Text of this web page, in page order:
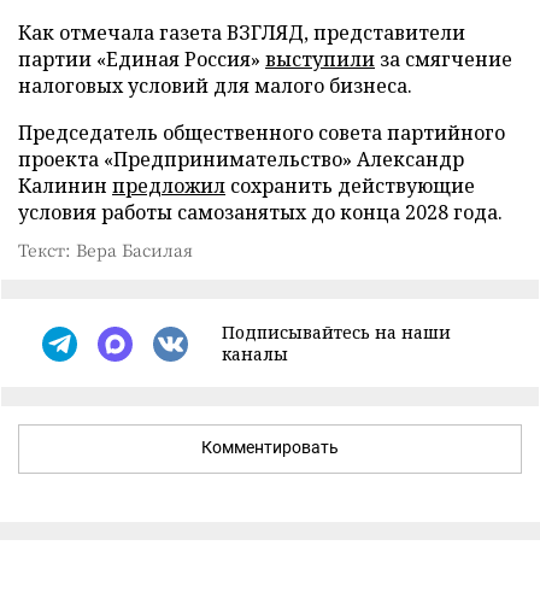
Как отмечала газета ВЗГЛЯД, представители
партии «Единая Россия» выступили за смягчение
налоговых условий для малого бизнеса.
Председатель общественного совета партийного
проекта «Предпринимательство» Александр
Калинин предложил сохранить действующие
условия работы самозанятых до конца 2028 года.
Текст: Вера Басилая
Подписывайтесь на наши
каналы
Комментировать